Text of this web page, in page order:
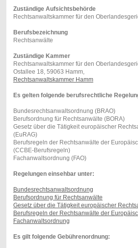
Zuständige Aufsichtsbehörde
Rechtsanwaltskammer für den
Berufsbezeichnung
Rechtsanwälte
Zuständige Kammer
Rechtsanwaltskammer für den
Ostallee 18, 59063 Hamm,
Rechtsanwaltskammer Hamm
Es gelten folgende berufsrechtliche
Bundesrechtsanwaltsordnung (BRAO)
Berufsordnung für Rechtsanwälte (BORA)
Gesetz über die Tätigkeit europäischer
(EuRAG)
Berufsregeln der Rechtsanwälte der
(CCBE-Berufsregeln)
Fachanwaltsordnung (FAO)
Regelungen einsehbar unter:
Bundesrechtsanwaltsordnung
Berufsordnung für Rechtsanwälte
Gesetz über die Tätigkeit europäischer
Berufsregeln der Rechtsanwälte der
Fachanwaltsordnung
Es gilt folgende Gebührenordnung: